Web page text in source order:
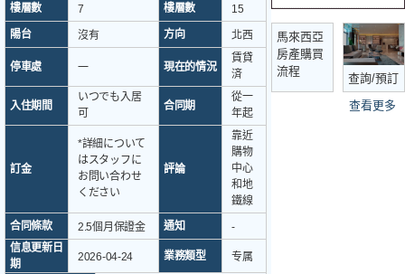
馬來西亞
房產購買
流程
查詢/預訂
查看更多
樓層數
7 樓層數
15
陽台
沒有 方向 北西
停車處 一 現在的情況
賃貸
済
入住期間
いつでも入居
可
合同期
從一
年起
訂金
*詳細について
はスタッフに
お問い合わせ
ください
評論
靠近
購物
中心
和地
鐵線
合同條款
2.5個月保證金 通知
-
信息更新日
期
2026-04-24 業務類型 专属